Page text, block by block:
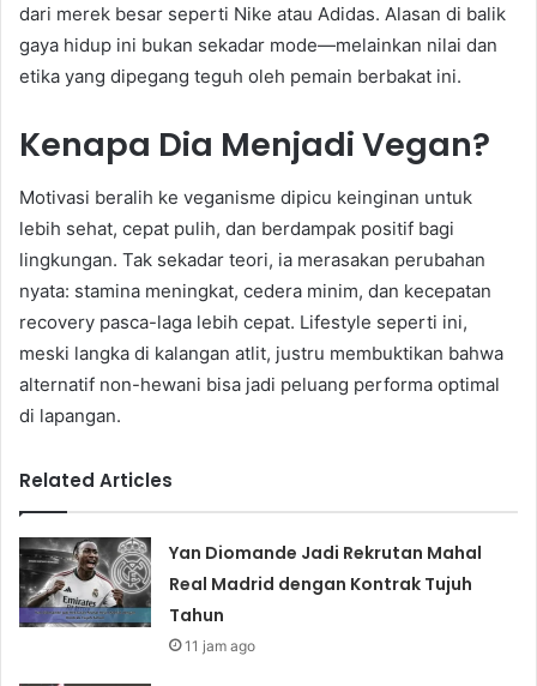
dari merek besar seperti Nike atau Adidas. Alasan di balik
gaya hidup ini bukan sekadar mode—melainkan nilai dan
etika yang dipegang teguh oleh pemain berbakat ini.
Kenapa Dia Menjadi Vegan?
Motivasi beralih ke veganisme dipicu keinginan untuk
lebih sehat, cepat pulih, dan berdampak positif bagi
lingkungan. Tak sekadar teori, ia merasakan perubahan
nyata: stamina meningkat, cedera minim, dan kecepatan
recovery pasca-laga lebih cepat. Lifestyle seperti ini,
meski langka di kalangan atlit, justru membuktikan bahwa
alternatif non-hewani bisa jadi peluang performa optimal
di lapangan.
Related Articles
Yan Diomande Jadi Rekrutan Mahal
Real Madrid dengan Kontrak Tujuh
Tahun
11 jam ago